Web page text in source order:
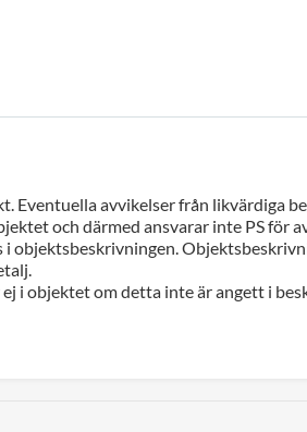
Eventuella avvikelser från likvärdiga
och därmed ansvarar inte PS för
i objektsbeskrivningen.
i objektet om detta inte är angett i